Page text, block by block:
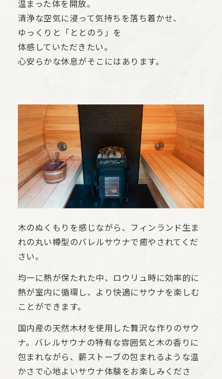
温まった体を開放。
清浄な空気に浸って気持ちを落ち着かせ、
ゆっくりと「ととのう」を
体感していただきたい。
心安らかな休息がそこにはあります。
木のぬくもりを感じながら、フィンランド生ま
れの丸い樽型のバレルサウナで癒やされてくだ
さい。
均一に熱が保たれた中、ロウリュ時に効率的に
熱が室内に循環し、より快適にサウナを楽しむ
ことができます。
国内産の天然木材を使用した贅沢な作りのサウ
ナ。バレルサウナの特有な雰囲気と木の香りに
包まれながら、薪ストーブの包まれるような温
かさで心地よいサウナ体験をお楽しみくださ